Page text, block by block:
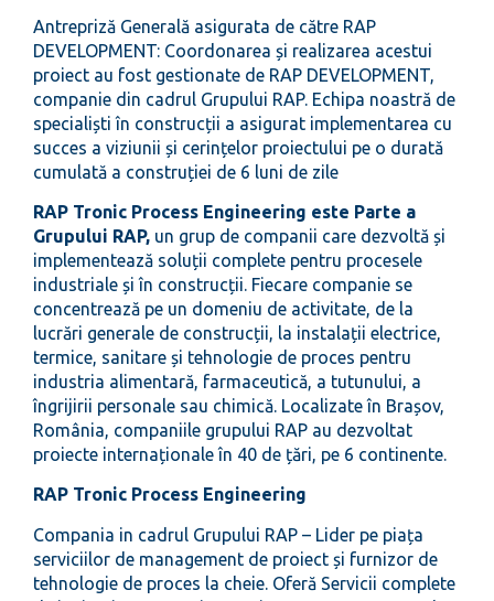
Antrepriză Generală asigurata de către RAP
DEVELOPMENT: Coordonarea și realizarea acestui
proiect au fost gestionate de RAP DEVELOPMENT,
companie din cadrul Grupului RAP. Echipa noastră de
specialiști în construcții a asigurat implementarea cu
succes a viziunii și cerințelor proiectului pe o durată
cumulată a construției de 6 luni de zile
RAP Tronic Process Engineering este Parte a
Grupului RAP, un grup de companii care dezvoltă și
implementează soluții complete pentru procesele
industriale și în construcții. Fiecare companie se
concentrează pe un domeniu de activitate, de la
lucrări generale de construcții, la instalații electrice,
termice, sanitare și tehnologie de proces pentru
industria alimentară, farmaceutică, a tutunului, a
îngrijirii personale sau chimică. Localizate în Brașov,
România, companiile grupului RAP au dezvoltat
proiecte internaționale în 40 de țări, pe 6 continente.
RAP Tronic Process Engineering
Compania in cadrul Grupului RAP – Lider pe piața
serviciilor de management de proiect și furnizor de
tehnologie de proces la cheie. Oferă Servicii complete